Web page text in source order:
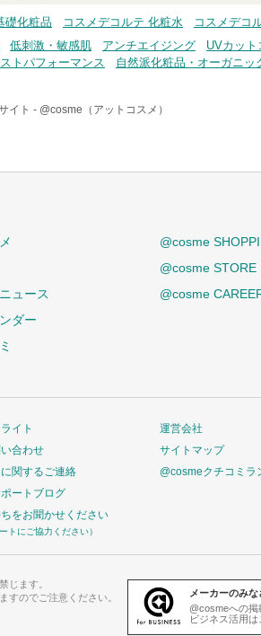
礎化粧品 コスメデコルテ 化粧水
コスメデコ
低刺激・敏感肌 アンチエイジング UVカット
トパフォーマンス 自然派化粧品・オーガニッ
イト - @cosme（アットコスメ）
ュース
ダー
@cosme
@cosme STORE
@cosme
イト
合わせ
関するご連絡
ートブログ
をお聞かせください
トにご協力ください）
運営会社
サイトマップ
@cosmeクチコミラ
じます。
すのでご注意ください。
メーカーのみ
@cosmeへの掲
ビジネス活用は